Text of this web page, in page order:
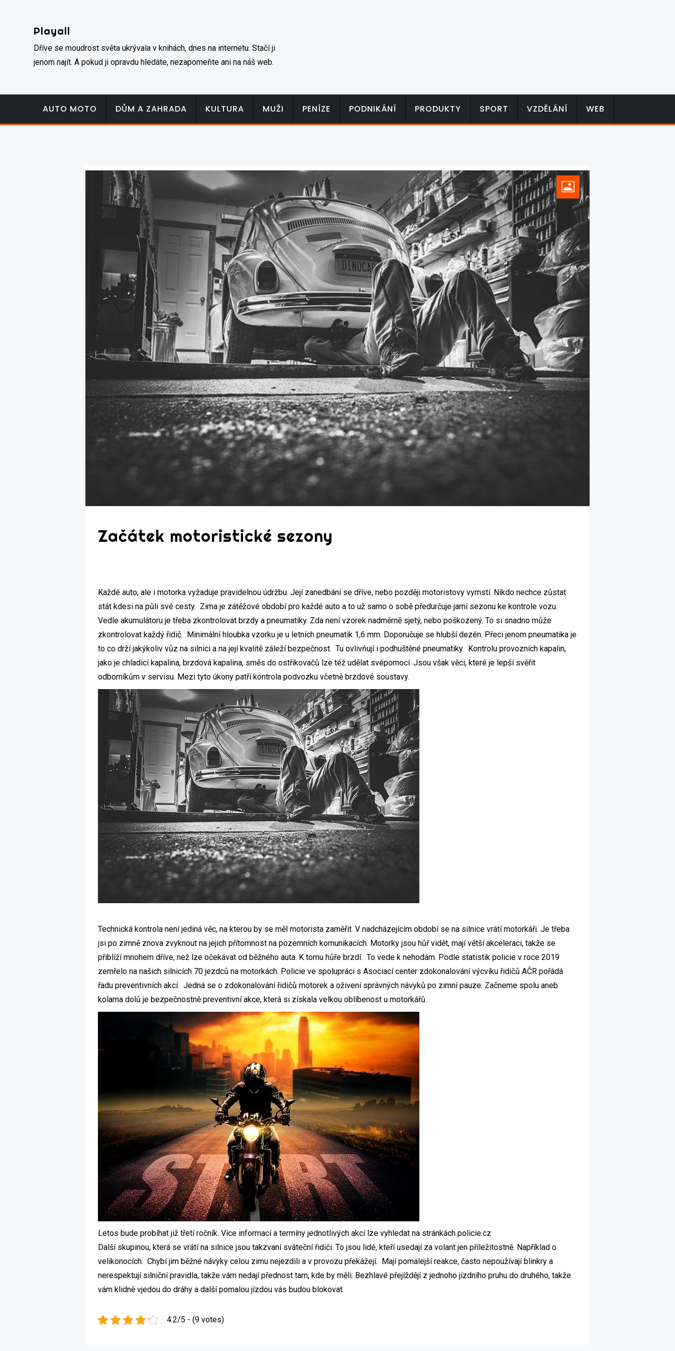
Playall
Dříve se moudrost světa ukrývala v knihách, dnes na internetu. Stačí ji
jenom najít. A pokud ji opravdu hledáte, nezapomeňte ani na náš web.
AUTO MOTO DŮM A ZAHRADA KULTURA MUŽI PENÍZE PODNIKÁNÍ PRODUKTY SPORT VZDĚLÁNÍ WEB
Začátek motoristické sezony
Každé auto, ale i motorka vyžaduje pravidelnou údržbu. Její zanedbání se dříve, nebo později motoristovy vymstí. Nikdo nechce zůstat
stát kdesi na půli své cesty. Zima je zátěžové období pro každé auto a to už samo o sobě předurčuje jarní sezonu ke kontrole vozu.
Vedle akumulátoru je třeba zkontrolovat brzdy a pneumatiky. Zda není vzorek nadměrně sjetý, nebo poškozený. To si snadno může
zkontrolovat každý řidič. Minimální hloubka vzorku je u letních pneumatik 1,6 mm. Doporučuje se hlubší dezén. Přeci jenom pneumatika je
to co drží jakýkoliv vůz na silnici a na její kvalitě záleží bezpečnost. Tu ovlivňují i podhuštěné pneumatiky. Kontrolu provozních kapalin,
jako je chladicí kapalina, brzdová kapalina, směs do ostřikovačů lze též udělat svépomocí. Jsou však věci, které je lepší svěřit
odborníkům v servisu. Mezi tyto úkony patří kontrola podvozku včetně brzdové soustavy.
Technická kontrola není jediná věc, na kterou by se měl motorista zaměřit. V nadcházejícím období se na silnice vrátí motorkáři. Je třeba
jsi po zimně znova zvyknout na jejich přítomnost na pozemních komunikacích. Motorky jsou hůř vidět, mají větší akceleraci, takže se
přiblíží mnohem dříve, než lze očekávat od běžného auta. K tomu hůře brzdí. To vede k nehodám. Podle statistik policie v roce 2019
zemřelo na našich silnicích 70 jezdců na motorkách. Policie ve spolupráci s Asociací center zdokonalování výcviku řidičů AČR pořádá
řadu preventivních akcí. Jedná se o zdokonalování řidičů motorek a oživení správných návyků po zimní pauze. Začneme spolu aneb
kolama dolů je bezpečnostně preventivní akce, která si získala velkou oblíbenost u motorkářů.
Letos bude probíhat již třetí ročník. Více informací a termíny jednotlivých akcí lze vyhledat na stránkách policie.cz
Další skupinou, která se vrátí na silnice jsou takzvaní sváteční řidiči. To jsou lidé, kteří usedají za volant jen příležitostně. Například o
velikonocích. Chybí jim běžné návyky celou zimu nejezdili a v provozu překážejí. Mají pomalejší reakce, často nepoužívají blinkry a
nerespektují silniční pravidla, takže vám nedají přednost tam, kde by měli. Bezhlavé přejíždějí z jednoho jízdního pruhu do druhého, takže
vám klidně vjedou do dráhy a další pomalou jízdou vás budou blokovat.
4.2/5 - (9 votes)